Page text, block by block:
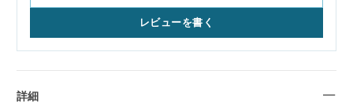
レビューを書く
詳細